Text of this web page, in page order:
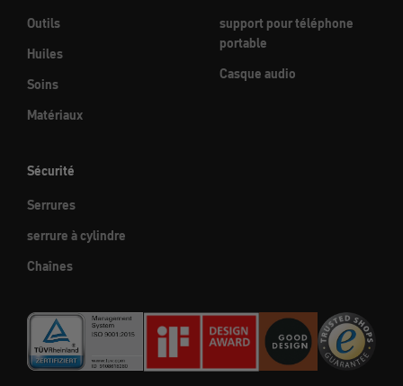
Outils
Huiles
Soins
Matériaux
support pour téléphone
portable
Casque audio
Sécurité
Serrures
serrure à cylindre
Chaînes